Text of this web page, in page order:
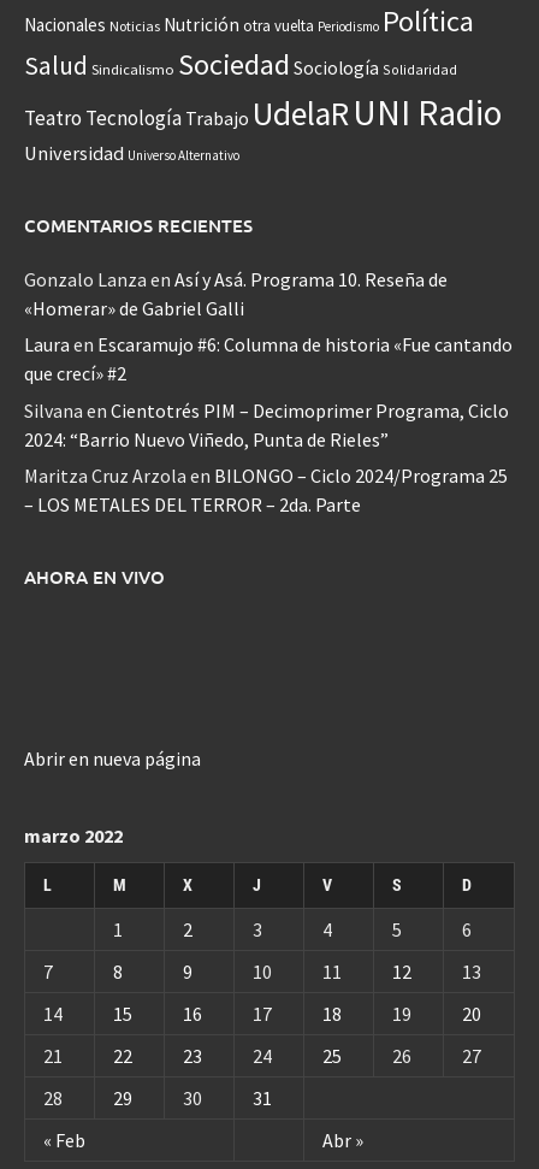
Nacionales Noticias Nutrición otra vuelta Periodismo Política
Salud Sindicalismo Sociedad Sociología Solidaridad
Teatro Tecnología Trabajo UdelaR UNI Radio
Universidad Universo Alternativo
COMENTARIOS RECIENTES
Gonzalo Lanza en Así y Asá. Programa 10. Reseña de
«Homerar» de Gabriel Galli
Laura en Escaramujo #6: Columna de historia «Fue cantando
que crecí» #2
Silvana en Cientotrés PIM – Decimoprimer Programa, Ciclo
2024: “Barrio Nuevo Viñedo, Punta de Rieles”
Maritza Cruz Arzola en BILONGO – Ciclo 2024/Programa 25
– LOS METALES DEL TERROR – 2da. Parte
AHORA EN VIVO
Abrir en nueva página
marzo 2022
L M X J V S D
« Feb Abr »
1 2 3 4 5
6
7
8 9 10 11 12
13
14
15 16 17 18 19
20
21
22 23 24 25 26
27
28
29 30 31